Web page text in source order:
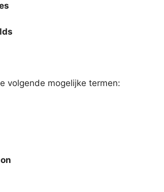
volgende mogelijke termen: